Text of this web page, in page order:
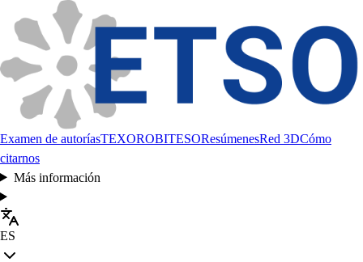
Examen de autoríasTEXOROBITESOResúmenesRed 3DCómo
citarnos
Más información
ES